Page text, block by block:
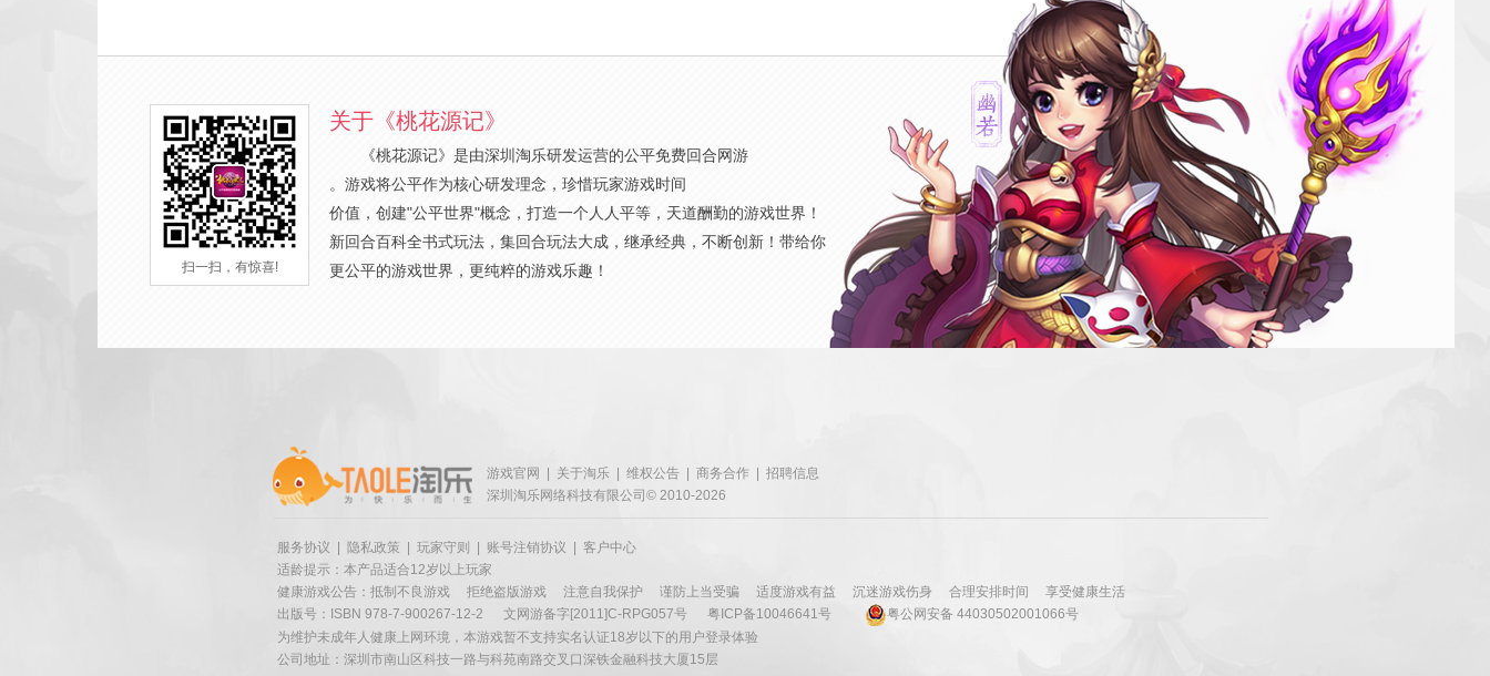
扫一扫，有惊喜!
关于《桃花源记》
《桃花源记》是由深圳淘乐研发运营的公平免费回合网游
。游戏将公平作为核心研发理念，珍惜玩家游戏时间
价值，创建"公平世界"概念，打造一个人人平等，天道酬勤的游戏世界！
新回合百科全书式玩法，集回合玩法大成，继承经典，不断创新！带给你
更公平的游戏世界，更纯粹的游戏乐趣！
游戏官网 关于淘乐 维权公告 商务合作
招聘信息
深圳淘乐网络科技有限公司© 2010-2026
服务协议 隐私政策 玩家守则 账号注销协议
客户中心
适龄提示：本产品适合12岁以上玩家
健康游戏公告：抵制不良游戏
拒绝盗版游戏 注意自我保护 谨防上当受骗 适度游戏有益 沉迷游戏伤身 合理安排时间
享受健康生活
出版号：ISBN 978-7-900267-12-2
文网游备字[2011]C-RPG057号 粤ICP备10046641号
粤公网安备 44030502001066号
为维护未成年人健康上网环境，本游戏暂不支持实名认证18岁以下的用户登录体验
公司地址：深圳市南山区科技一路与科苑南路交叉口深铁金融科技大厦15层